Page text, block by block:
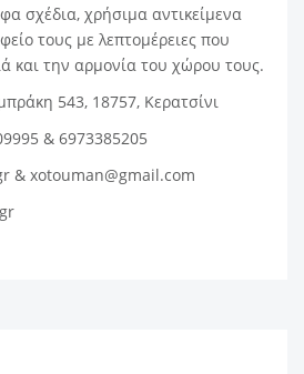
σχέδια, χρήσιμα αντικείμενα
τους με λεπτομέρειες που
και την αρμονία του χώρου τους.
543, 18757, Κερατσίνι
& 6973385205
& xotouman@gmail.com